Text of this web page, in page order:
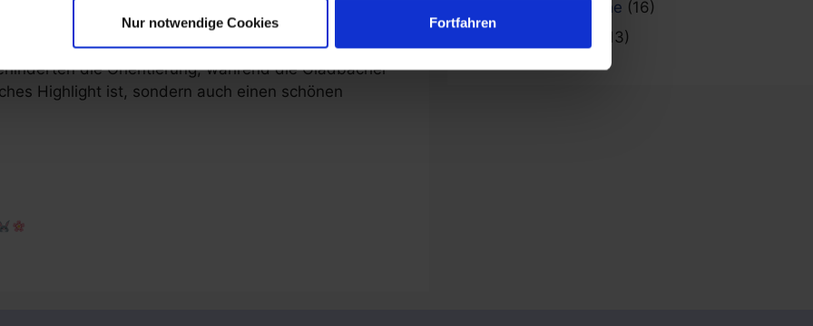
Nur notwendige Cookies Fortfahren
setzen Ausrufezeichen in Inklusion und
die Orientierung, während die Gladbacher
Highlight ist, sondern auch einen schönen
Raucherbereiche (16)
(13)